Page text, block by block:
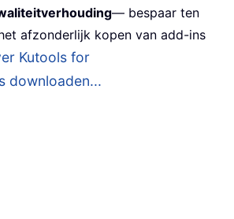
— bespaar ten
afzonderlijk kopen van add-ins
Kutools for
downloaden...